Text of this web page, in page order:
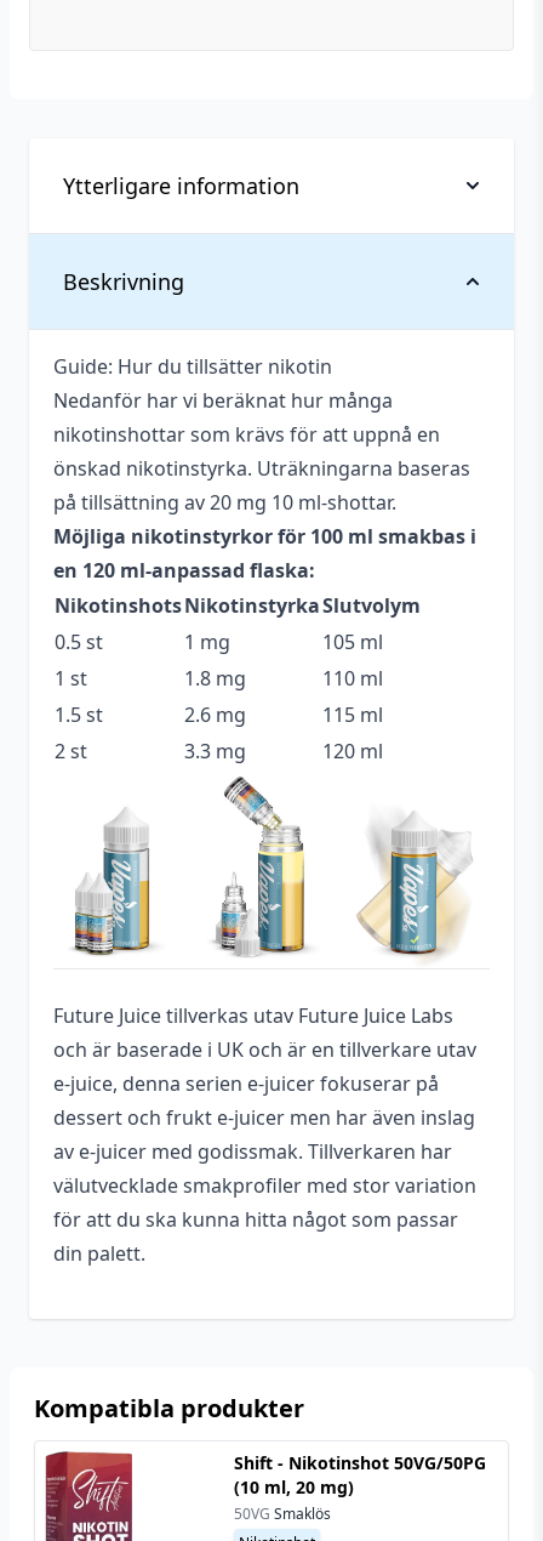
Beskrivning
Guide: Hur du tillsätter nikotin
Nedanför har vi beräknat hur många
nikotinshottar som krävs för att uppnå en
önskad nikotinstyrka. Uträkningarna baseras
på tillsättning av 20 mg 10 ml-shottar.
Möjliga nikotinstyrkor för 100 ml smakbas i
en 120 ml-anpassad flaska:
NikotinshotsNikotinstyrkaSlutvolym
0.5 st
1 mg
105 ml
1 st
1.8 mg
110 ml
1.5 st
2.6 mg
115 ml
2 st
3.3 mg 120 ml
Future Juice tillverkas utav Future Juice Labs
och är baserade i UK och är en tillverkare utav
e-juice, denna serien e-juicer fokuserar på
dessert och frukt e-juicer men har även inslag
av e-juicer med godissmak. Tillverkaren har
välutvecklade smakprofiler med stor variation
för att du ska kunna hitta något som passar
din palett.
Ytterligare information
Vikt
Anpassad för
nikotinstyrka
Antal ml
100 ml
Beskrivande
Fruktig, Söt
Blandning
65VG / 35PG
Flaskstorlek
120 ml
Innehåller
cooling
Nej
Serie
Future Juice
Future Juice Labs
Shortfill
Utrymme för
nikotinshots
20 ml (2 st)
Kompatibla produkter
Shift - Nikotinshot 50VG/50PG
(10 ml, 20 mg)
50VG Smaklös